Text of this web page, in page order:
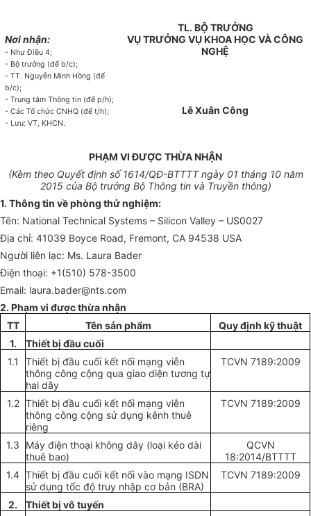
Nơi nhận:
- Như Điều 4;
- Bộ trưởng (để b/c);
- TT. Nguyễn Minh Hồng (để
b/c);
-Trungtâm Thông tin (để p/h);
- CácTổ chức CNHQ (để t/h);
- Lưu: VT, KHCN.
TL. BỘ TRƯỞNG
VỤ TRƯỞNG VỤ KHOA HỌC VÀ CÔNG
NGHỆ
LêXuân Công
PHẠM VI ĐƯỢC THỪA NHẬN
(Kèm theo Quyết định số 1614/QĐ-BTTTT ngày 01 tháng 10 năm
2015 của Bộ trưởng Bộ Thông tin và Truyền thông)
1. Thông tin vềphòng thử nghiệm:
Tên: National Technical Systems – Silicon Valley – US0027
Địa chỉ: 41039 Boyce Road, Fremont, CA 94538 USA
Người liên lạc: Ms. Laura Bader
Điện thoại: +1(510) 578-3500
Email: laura.bader@nts.com
2. Phạm vi được thừa nhận
TT
Tên sản phẩm
Quy định kỹ thuật
1.
Thiết bị đầu cuối
1.1
Thiết bị đầu cuối kết nối mạng viễn
thôngcông cộng qua giao diện tương tự
hai dây
TCVN 7189:2009
1.2 Thiết bịđầu cuối kết nối mạng viễn
thông công cộng sửdụng kênh thuê
riêng
TCVN 7189:2009
1.3 Máy điện thoại không dây (loại kéodài
thuê bao)
QCVN
18:2014/BTTTT
1.4 Thiết bịđầu cuối kết nối vào mạng ISDN
sử dụng tốc độ truy nhập cơbản (BRA)
TCVN 7189:2009
2. Thiếtbị vô tuyến